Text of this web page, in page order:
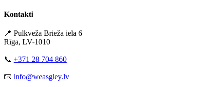
Kontakti
📍 Pulkveža Brieža iela 6
Rīga, LV-1010
📞 +371 28 704 860
📧 info@weasgley.lv